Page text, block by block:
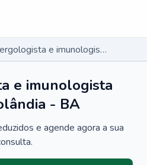
Alergologista e imunologista em Catolândia - BA
e imunologista
- BA
e agende agora a sua